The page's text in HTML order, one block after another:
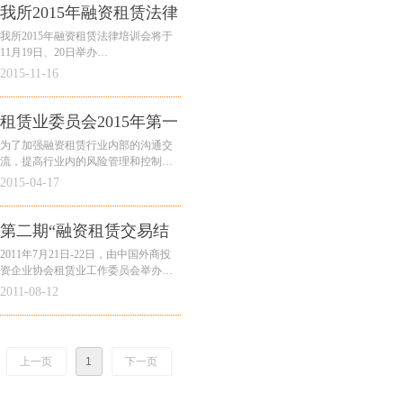
务，苦心孤诣、精益求精，我们用铸
一把绝世好剑的精神铸造了专属于我
们汇融的服务品质。
我所2015年融资租赁法律
培训会将于11月19日、20
日举办
我所2015年融资租赁法律培训会将于
11月19日、20日举办
经过会务组紧张有序的筹备，由我所
主办的2015年融资租赁法律培训会的
准备工作已接近尾声，企业报名、资
料印刷、会务安排等各项工
2015-11-16
租赁业委员会2015年第一
期融资租赁风险管理培训
召开
为了加强融资租赁行业内部的沟通交
流，提高行业内的风险管理和控制能
力，促进融资租赁业蓬勃稳健发展，
员会于2015年4月15-16日在北京举
办“2015年第一期
2015-04-17
第二期“融资租赁交易结
构与盈利模式”培训会
2011年7月21日-22日，由中国外商投
资企业协会租赁业工作委员会举办的
第二期“融资租赁交易结构与盈利模
酒店举行。我所张稚萍主任作为主讲
2011-08-12
上一页 1 下一页